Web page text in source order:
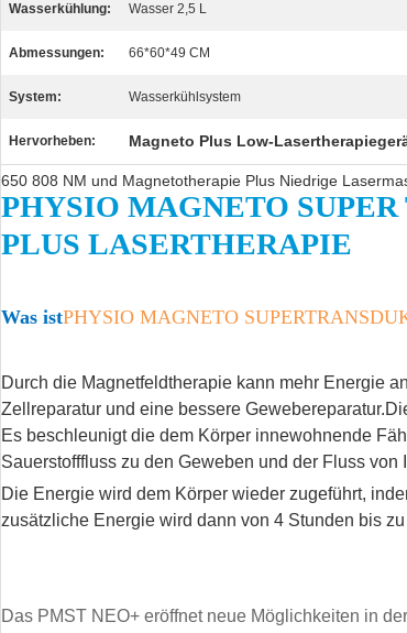
Wasserkühlung: Wasser 2,5 L
Abmessungen: 66*60*49 CM
System: Wasserkühlsystem
Hervorheben: Magneto Plus Low-
650 808 NM und Magnetotherapie Plus Niedrige
PHYSIO MAGNETO
PLUS LASERTHERAPIE
Was istPHYSIO MAGNETO
Durch die Magnetfeldtherapie kann mehr Energie
Zellreparatur und eine bessere
Es beschleunigt die dem Körper innewohnende
Sauerstofffluss zu den Geweben und der Fluss
Die Energie wird dem Körper wieder zugeführt,
zusätzliche Energie wird dann von 4 Stunden bis
Das PMST NEO+ eröffnet neue Möglichkeiten in